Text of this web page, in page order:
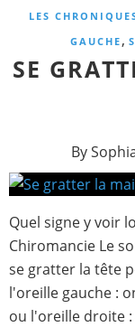
LES
GAUCHE ,
SE
By
Quel signe y voir
Chiromancie Le
se gratter la tête
l'oreille gauche :
ou l'oreille droite :